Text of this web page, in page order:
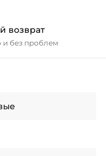
возврат
и без проблем